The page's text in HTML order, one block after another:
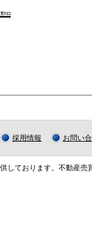
採用情報 お問い
しております。不動産